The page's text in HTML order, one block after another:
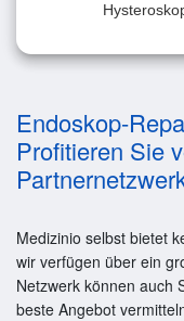
Endoskop-
Profitieren Sie
Medizinio selbst bietet
wir verfügen über ein
Netzwerk können auch
beste Angebot